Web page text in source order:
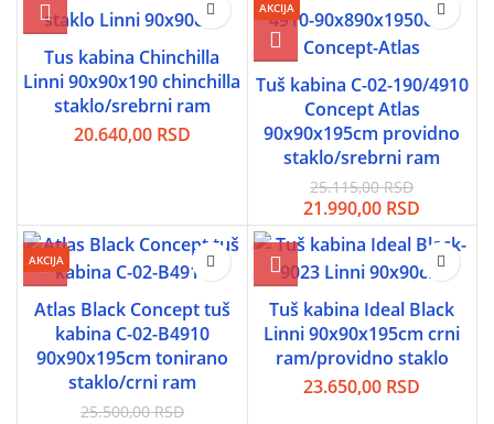
bila:
25.235,00 RSD.
Tus kabina Chinchilla
Linni 90x90x190 chinchilla
staklo/srebrni ram
20.640,00 RSD
AKCIJA
Tuš kabina C-02-190/4910
Concept Atlas
90x90x195cm providno
staklo/srebrni ram
25.115,00RSD
Originalna
cena
je
bila:
21.990,00 RSD
cena
je:
AKCIJA
Atlas Black Concept tuš
kabina C-02-B4910
90x90x195cm tonirano
staklo/crni ram
25.500,00RSD
Tuš kabina Ideal Black
Linni 90x90x195cm crni
ram/providno staklo
23.650,00 RSD